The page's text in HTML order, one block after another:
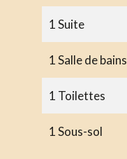
1 Suite
1 Salle de bains
1 Toilettes
1 Sous-sol